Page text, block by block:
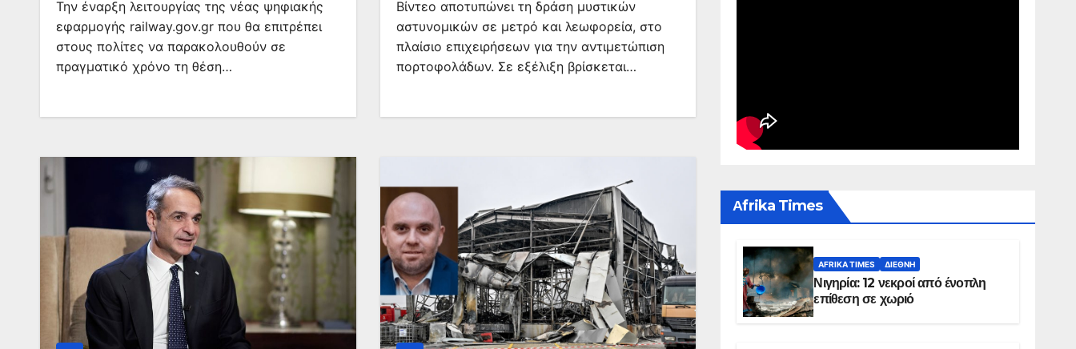
Την έναρξη λειτουργίας της νέας ψηφιακής
εφαρμογής railway.gov.gr που θα επιτρέπει
στους πολίτες να παρακολουθούν σε
πραγματικό χρόνο τη θέση…
Βίντεο αποτυπώνει τη δράση μυστικών
αστυνομικών σε μετρό και λεωφορεία, στο
πλαίσιο επιχειρήσεων για την αντιμετώπιση
πορτοφολάδων. Σε εξέλιξη βρίσκεται…
Αfrika Times
AFRIKA TIMES ΔΙΕΘΝΉ
Νιγηρία: 12 νεκροί από ένοπλη
επίθεση σε χωριό